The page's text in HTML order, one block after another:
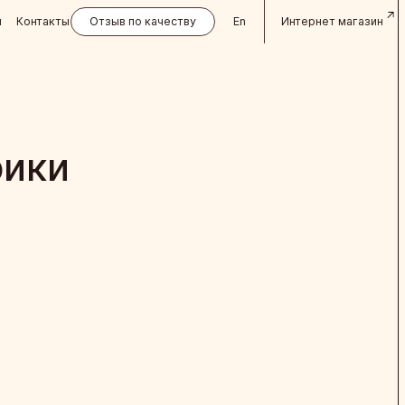
Контакты Отзыв по качеству
En
Интернет магазин